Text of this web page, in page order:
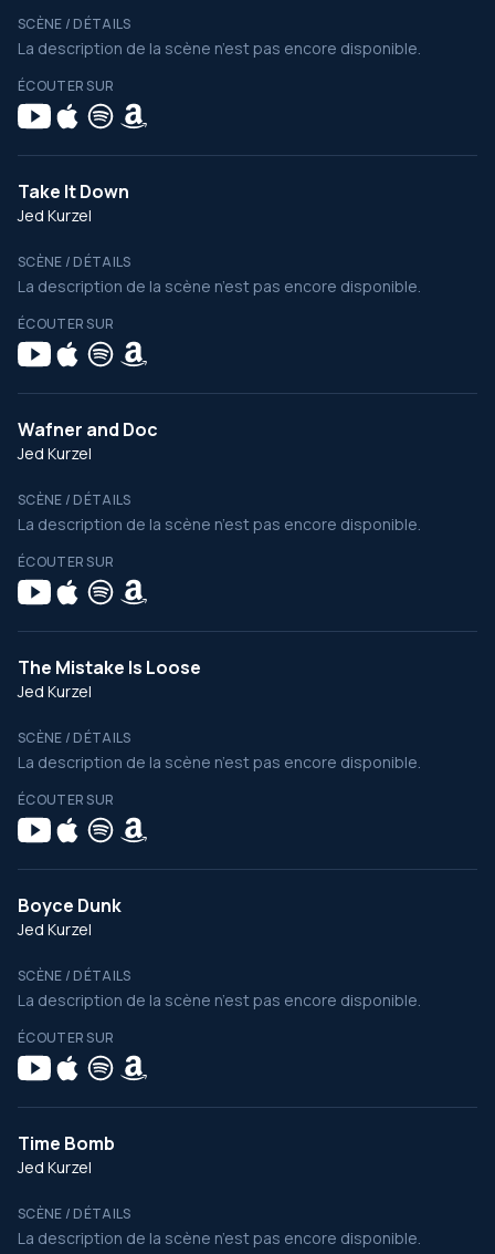
SCÈNE / DÉTAILS
La description de la scène n’est pas encore disponible.
ÉCOUTER SUR
Take It Down
Jed Kurzel
SCÈNE / DÉTAILS
La description de la scène n’est pas encore disponible.
ÉCOUTER SUR
Wafner and Doc
Jed Kurzel
SCÈNE / DÉTAILS
La description de la scène n’est pas encore disponible.
ÉCOUTER SUR
The Mistake Is Loose
Jed Kurzel
SCÈNE / DÉTAILS
La description de la scène n’est pas encore disponible.
ÉCOUTER SUR
Boyce Dunk
Jed Kurzel
SCÈNE / DÉTAILS
La description de la scène n’est pas encore disponible.
ÉCOUTER SUR
Time Bomb
Jed Kurzel
SCÈNE / DÉTAILS
La description de la scène n’est pas encore disponible.